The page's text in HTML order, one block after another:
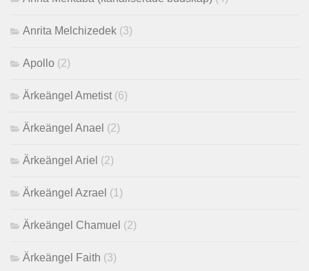
Anrita Melchizedek (3)
Apollo (2)
Ärkeängel Ametist (6)
Ärkeängel Anael (2)
Ärkeängel Ariel (2)
Ärkeängel Azrael (1)
Ärkeängel Chamuel (2)
Ärkeängel Faith (3)